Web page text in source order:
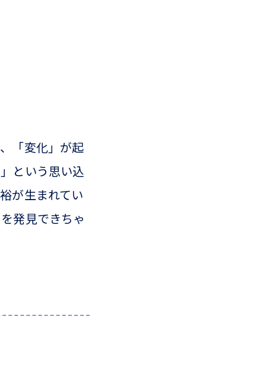
「変化」が起
という思い込
が生まれてい
発見できちゃ